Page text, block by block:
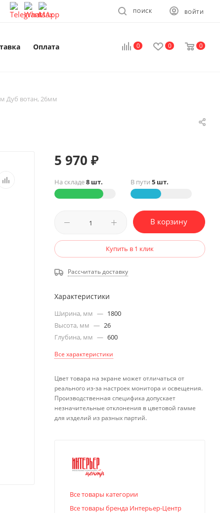
ВОЙТИ
ПОИСК
0 0 0
Оплата
Дуб вотан, 26мм
5 970 ₽
На складе8 шт. В пути 5 шт.
В корзину
Купить в 1 клик
Рассчитать доставку
Характеристики
Ширина, мм — 1800
Высота, мм — 26
Глубина, мм — 600
Все характеристики
Цвет товара на экране может отличаться от
реального из-за настроек монитора и освещения.
Производственная специфика допускает
незначительные отклонения в цветовой гамме
для изделий из разных партий.
Все товары категории
Все товары бренда Интерьер-Центр